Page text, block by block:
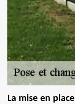
La mise en